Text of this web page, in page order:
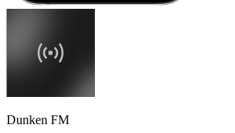
Dunken FM